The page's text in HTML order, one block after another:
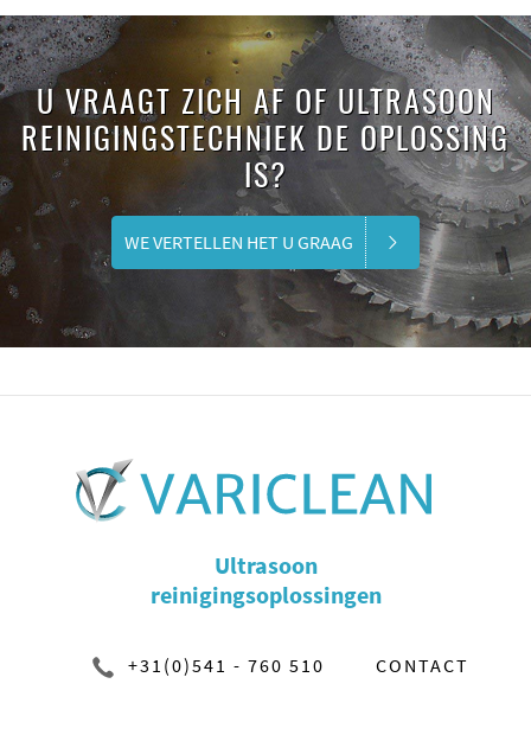
U VRAAGT ZICH AF OF ULTRASOON
REINIGINGSTECHNIEK DE OPLOSSING
IS?
WE VERTELLEN HET U GRAAG
Ultrasoon
reinigingsoplossingen
+31(0)541 - 760 510 CONTACT